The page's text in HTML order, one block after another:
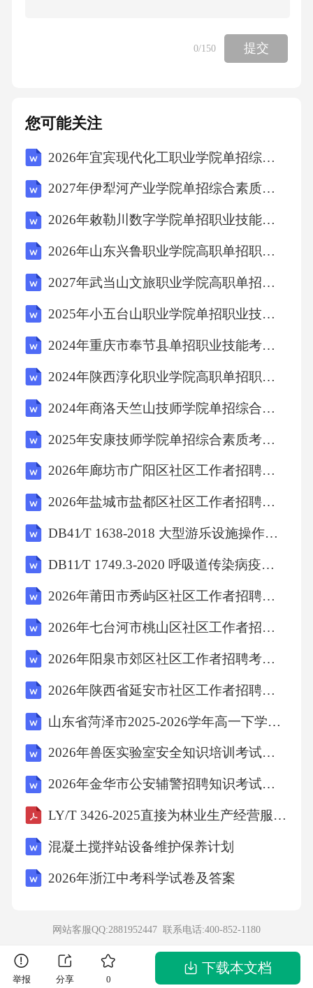
火星探测器是中国首次自主火星探测任务，实
现了对火星的轨道环绕、着陆和巡视探测，是
能设备，生物工程技术主要应用于医药和农业
领域。题干描述符合航天技术的范畴，故选B。
9．内蒙古自治区位于中国北部边疆，其行政区
D、12个答案：C解析：内蒙古自治区共有9个地
级行政区，包括9个地级市和3个盟。地级行政
区包括呼和浩特市、包头市、鄂尔多斯市等。
故选C。10．甲与乙签订了一份买卖合同，约定
款。合同履行过程中，乙因甲提供的货物存在
严重质量问题，拒绝支付货款。根据《中华人
民共和国民法典》的规定，乙的行为属于()。
A、违约行为B、侵权行为C、合法行为D、无效
行为答案：A解析：根据《中华人民共和国民法
典》第五百七十七条，当事人一方不履行合同
义务或者履行合同义务不符合约定的，应当承
担继续履行、采取补救措施或者赔偿损失等违
问题，乙拒绝支付货款属于行使合同权利，是
合法的违约行为。侵权行为是指侵害他人合法
权益的行为，合法行为是指符合法律规定的行
为，无效行为是指因违反法律规定的条件而无
效的行为。故选A。11．某社区爆发传染病疫
情，政府迅速启动应急预案，开展大规模核酸
检测和隔离治疗。这一防控措施体现了疾病预
防的基本原则之一是()。A、早期发现B、快速
疾病预防的基本原则包括早期发现、快速响
应、精准防控和群防群控。快速响应是指在疫
情发生时，政府能够迅速启动应急机制，采取
有效措施控制疫情蔓延。题干中，政府迅速开
格通常会()。A、上涨B、下跌C、不变D、波动
0/150 提交
您可能关注
2026年宜宾现代化工职业学院单招综合素质考试模拟试卷含完整答案详解（必刷）
2027年伊犁河产业学院单招综合素质考试模拟试卷含完整答案详解（名师系列）
2026年敕勒川数字学院单招职业技能考试题库含完整答案详解（有一套）
2026年山东兴鲁职业学院高职单招职业适应性测试考试模拟试卷含答案详解【典型题】
2027年武当山文旅职业学院高职单招职业技能考试题库【典型题】附答案详解
2025年小五台山职业学院单招职业技能考试题库及1套参考答案详解
2024年重庆市奉节县单招职业技能考试模拟试卷含完整答案详解（易错题）
2024年陕西淳化职业学院高职单招职业适应性测试考试题库附参考答案详解（培优A卷）
2024年商洛天竺山技师学院单招综合素质考试题库及答案详解参考
2025年安康技师学院单招综合素质考试模拟试卷附参考答案详解（模拟题）
2026年廊坊市广阳区社区工作者招聘笔试参考题库及答案解析
2026年盐城市盐都区社区工作者招聘笔试模拟试题及答案解析
DB41∕T 1638-2018 大型游乐设施操作人员实际操作考试细则
DB11∕T 1749.3-2020 呼吸道传染病疫情防控消毒技术规范 第3部分：中小学校
2026年莆田市秀屿区社区工作者招聘笔试参考试题及答案解析
2026年七台河市桃山区社区工作者招聘考试参考试题及答案解析
2026年阳泉市郊区社区工作者招聘考试参考试题及答案解析
2026年陕西省延安市社区工作者招聘考试备考试题及答案解析
山东省菏泽市2025-2026学年高一下学期期末考试英语试卷
2026年兽医实验室安全知识培训考试题库(含答案)
2026年金华市公安辅警招聘知识考试题库及答案
LY/T 3426-2025直接为林业生产经营服务工程设施用地规范
混凝土搅拌站设备维护保养计划
2026年浙江中考科学试卷及答案
网站客服QQ:2881952447 联系电话:400-852-1180
举报 分享 0
下载本文档